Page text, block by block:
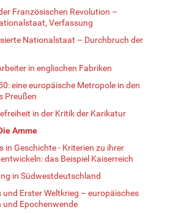
Französischen Revolution –
Verfassung
Nationalstaat – Durchbruch der
in englischen Fabriken
eine europäische Metropole in den
Preußen
in der Kritik der Karikatur
Amme
in Geschichte - Kriterien zu ihrer
das Beispiel Kaiserreich
in Südwestdeutschland
und Erster Weltkrieg – europäisches
Epochenwende